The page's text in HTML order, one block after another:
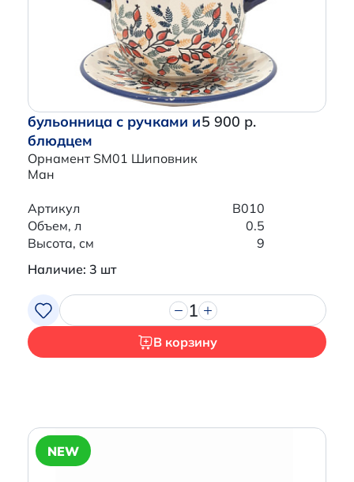
бульонница с ручками и
блюдцем
Орнамент SM01 Шиповник
Ман
5 900 р.
Артикул
B010
Объем, л
0.5
Высота, см
9
Наличие: 3 шт
1
В корзину
NEW